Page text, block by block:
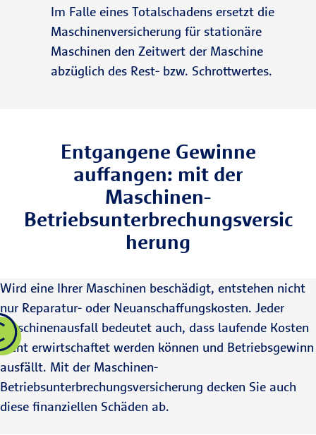
Im Falle eines Totalschadens ersetzt die
Maschinenversicherung für stationäre
Maschinen den Zeitwert der Maschine
abzüglich des Rest- bzw. Schrottwertes.
Entgangene Gewinne
auffangen: mit der
Maschinen-
Betriebsunterbrechungsversic
herung
Wird eine Ihrer Maschinen beschädigt, entstehen nicht
nur Reparatur- oder Neuanschaffungskosten. Jeder
Maschinenausfall bedeutet auch, dass laufende Kosten
nicht erwirtschaftet werden können und Betriebsgewinn
ausfällt. Mit der Maschinen-
Betriebsunterbrechungsversicherung decken Sie auch
diese finanziellen Schäden ab.